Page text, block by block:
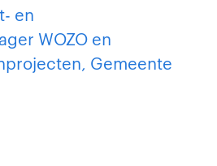
en
WOZO en
Gemeente